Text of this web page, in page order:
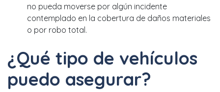
no pueda moverse por algún incidente
contemplado en la cobertura de daños materiales
o por robo total.
¿Qué tipo de vehículos
puedo asegurar?